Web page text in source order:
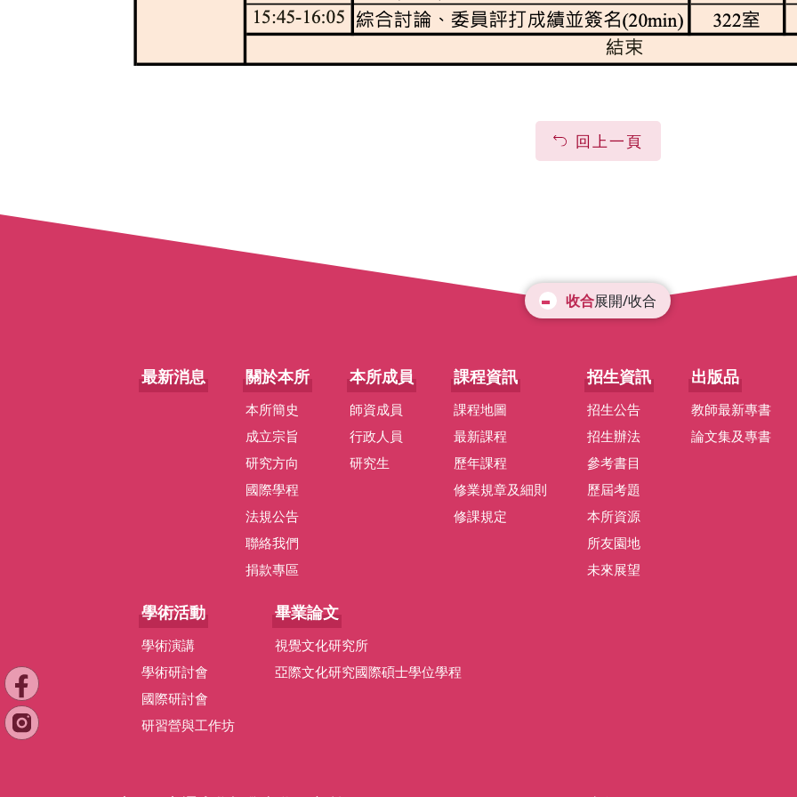
回上一頁
展開/收合
最新消息 關於本所
本所簡史
成立宗旨
研究方向
國際學程
法規公告
聯絡我們
捐款專區
本所成員
師資成員
行政人員
研究生
課程資訊
課程地圖
最新課程
歷年課程
修業規章及細則
修課規定
招生資訊
招生公告
招生辦法
參考書目
歷屆考題
本所資源
所友園地
未來展望
出版品
教師最新專書
論文集及專書
學術活動
學術演講
學術研討會
國際研討會
研習營與工作坊
畢業論文
視覺文化研究所
亞際文化研究國際碩士學位學程